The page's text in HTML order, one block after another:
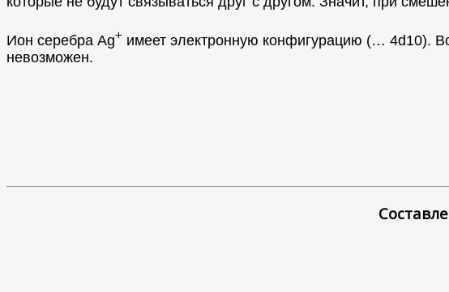
Ион серебра Ag+ имеет электронную конфигурацию (… 4d10).
невозможен.